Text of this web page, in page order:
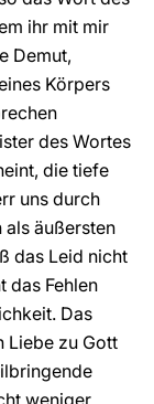
ihr mit mir
Demut,
Körpers
des Wortes
die tiefe
uns durch
als äußersten
das Leid nicht
das Fehlen
Das
Liebe zu Gott
weniger